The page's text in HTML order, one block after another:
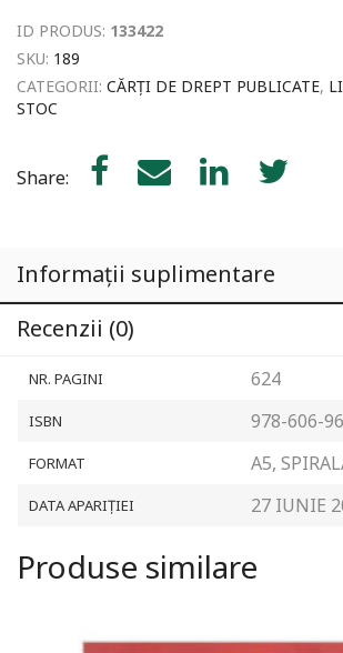
ID PRODUS: 133422
SKU: 189
CATEGORII: CĂRȚI DE DREPT PUBLICATE,
STOC
Share:
Informații suplimentare
Recenzii (0)
NR. PAGINI 624
ISBN 978-606-
FORMAT A5,
DATA APARIȚIEI 27 IUNIE
Produse similare